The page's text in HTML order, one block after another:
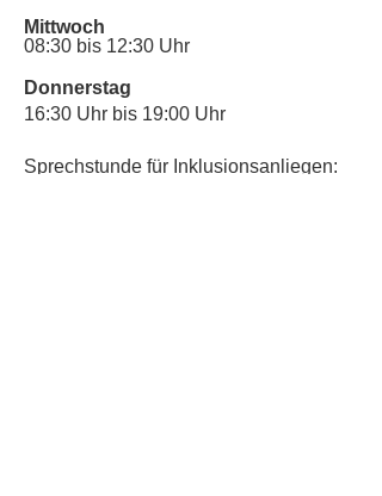
Mittwoch
08:30 bis 12:30 Uhr
Donnerstag
16:30 Uhr bis 19:00 Uhr
Sprechstunde für Inklusionsanliegen: